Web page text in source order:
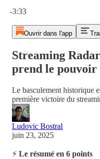
-3:33
Ouvrir dans l'app
Streaming
prend le pouvoir
Le basculement historique
première victoire du
Ludovic Bostral
juin 23, 2025
⚡ Le résumé en 6 points